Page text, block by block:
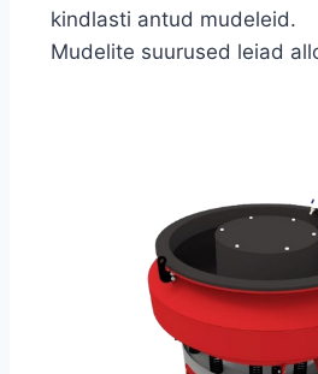
kindlasti antud mudeleid.
Mudelite suurused leiad